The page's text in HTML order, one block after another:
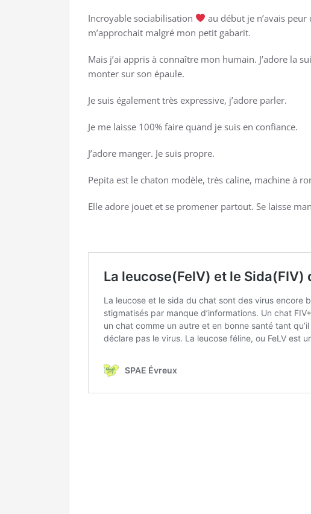
Incroyable sociabilisation
au début je n’avais
m’approchait malgré mon petit gabarit.
Mais j’ai appris à connaître mon humain. J’adore la
monter sur son épaule.
Je suis également très expressive, j’adore parler.
Je me laisse 100% faire quand je suis en confiance.
J’adore manger. Je suis propre.
Pepita est le chaton modèle, très caline, machine à
Elle adore jouet et se promener partout. Se laisse